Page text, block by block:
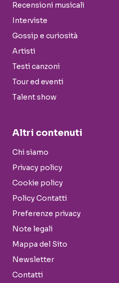
Recensioni musicali
Interviste
Gossip e curiosità
Artisti
Testi canzoni
Tour ed eventi
Talent show
Altri contenuti
Chi siamo
Privacy policy
Cookie policy
Policy Contatti
Preferenze privacy
Note legali
Mappa del Sito
Newsletter
Contatti